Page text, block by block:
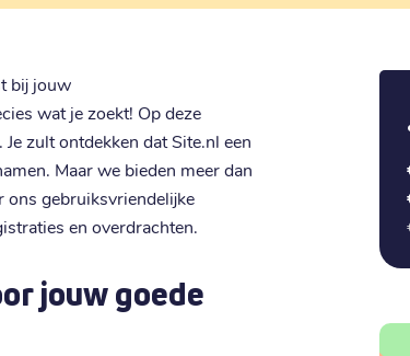
bij jouw
wat je zoekt! Op deze
zult ontdekken dat Site.nl een
Maar we bieden meer dan
ons gebruiksvriendelijke
en overdrachten.
jouw goede